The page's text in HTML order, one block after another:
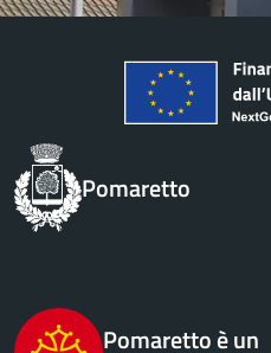
Pomaretto
Pomaretto è un